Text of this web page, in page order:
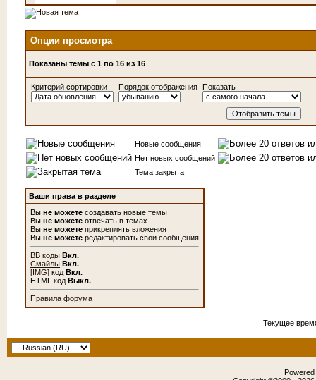
Опции просмотра
Показаны темы с 1 по 16 из 16
Критерий сортировки Порядок отображения Показать
Новые сообщения
Нет новых сообщений
Тема закрыта
Ваши права в разделе
Вы не можете создавать новые темы
Вы не можете отвечать в темах
Вы не можете прикреплять вложения
Вы не можете редактировать свои сообщения
BB коды Вкл.
Смайлы Вкл.
[IMG] код Вкл.
HTML код Выкл.
Правила форума
Текущее